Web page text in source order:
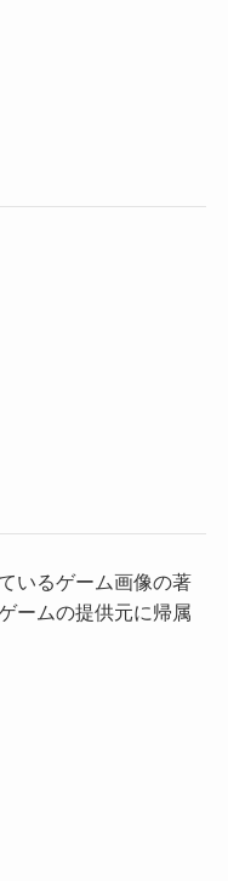
いるゲーム画像の著
ームの提供元に帰属